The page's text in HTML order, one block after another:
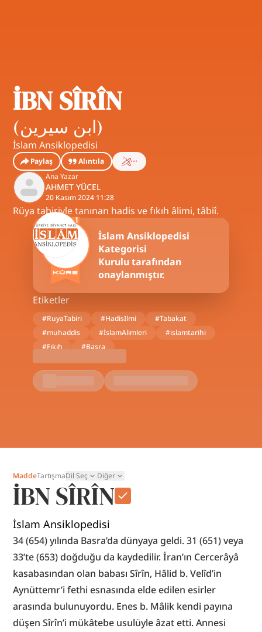
İBN SÎRÎN
(ابن سيرين)
İslam Ansiklopedisi
Paylaş
Alıntıla
Ana Yazar
AHMET YÜCEL
20 Kasım 2024 11:28
Rüya tabiriyle tanınan hadis ve fıkıh âlimi, tâbiî.
İslam Ansiklopedisi
Kategorisi
Kurulu tarafından
onaylanmıştır.
Etiketler
#RuyaTabiri #HadisIlmi #Tabakat
#muhaddis #İslamAlimleri #islamtarihi
#Fıkıh #Basra
MaddeTartışmaDil Seç Diğer
İBN SÎRÎN
İslam Ansiklopedisi
34 (654) yılında Basra’da dünyaya geldi. 31 (651) veya
33’te (653) doğduğu da kaydedilir. İran’ın Cercerâyâ
kasabasından olan babası Sîrîn, Hâlid b. Velîd’in
Aynüttemr’i fethi esnasında elde edilen esirler
arasında bulunuyordu. Enes b. Mâlik kendi payına
düşen Sîrîn’i mükâtebe usulüyle âzat etti. Annesi